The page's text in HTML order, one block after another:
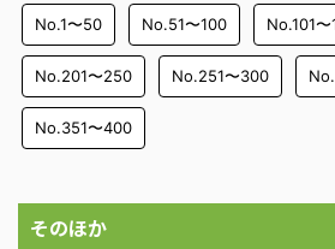
No.1〜50 No.51〜100 No.101
No.201〜250 No.251〜300
No.351〜400
そのほか